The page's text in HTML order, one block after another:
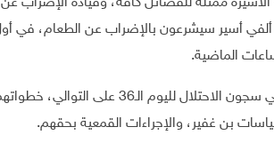
ألفي أسير سيشرعون بالإضراب عن الطعام، في
الماضية.
ويواصل الأسرى الفلسطينيون في سجون
بن غفير، والإجراءات القمعية بحقهم.